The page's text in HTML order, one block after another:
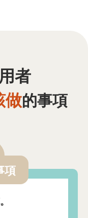
者
做的事項
項